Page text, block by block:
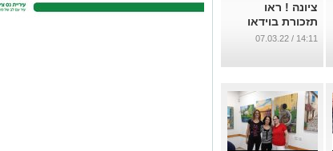
ציונה ! ראו
תזכורת בוידאו
...
14:11 / 07.03.22